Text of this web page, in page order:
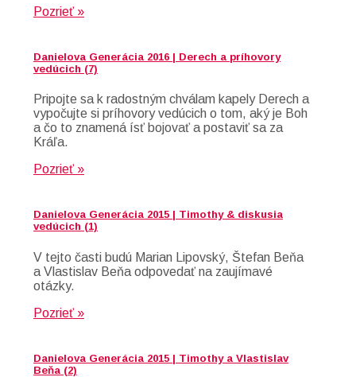
Pozrieť »
Danielova Generácia 2016 | Derech a príhovory
vedúcich (7)
Pripojte sa k radostným chválam kapely Derech a
vypočujte si príhovory vedúcich o tom, aký je Boh
a čo to znamená ísť bojovať a postaviť sa za
Kráľa.
Pozrieť »
Danielova Generácia 2015 | Timothy & diskusia
vedúcich (1)
V tejto časti budú Marian Lipovský, Štefan Beňa
a Vlastislav Beňa odpovedať na zaujímavé
otázky.
Pozrieť »
Danielova Generácia 2015 | Timothy a Vlastislav
Beňa (2)